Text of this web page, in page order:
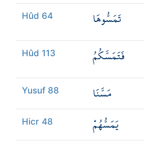
Hûd 64 تَمَسُّوهَا
Hûd 113 فَتَمَسَّكُمُ
Yusuf 88 مَسَّنَا
Hicr 48 يَمَسُّهُمْ